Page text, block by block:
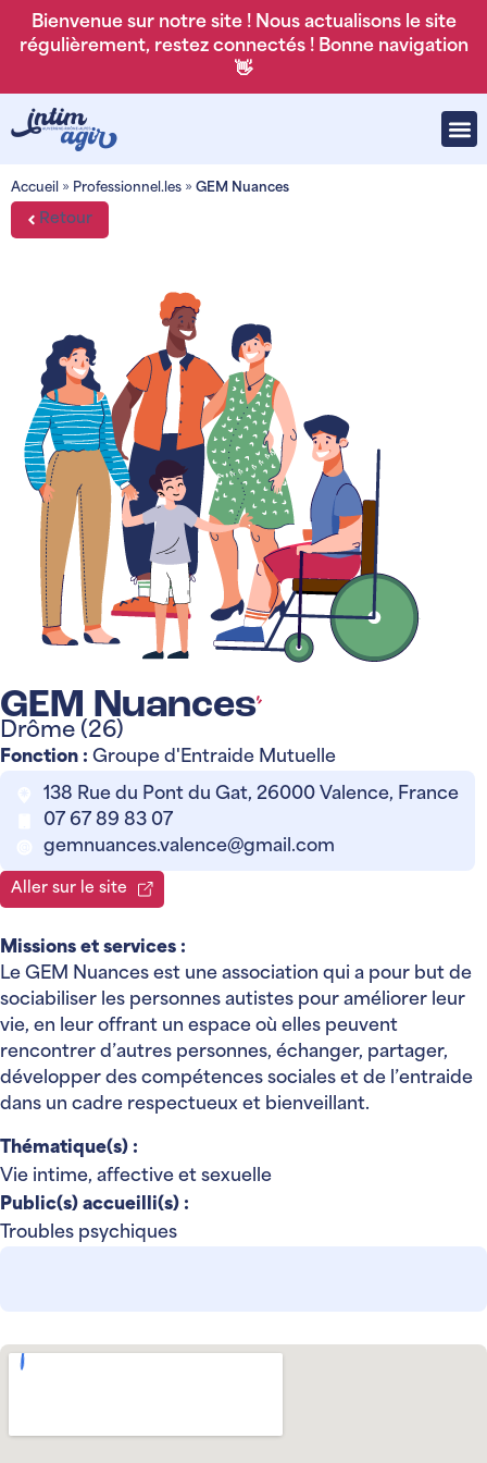
Bienvenue sur notre site ! Nous actualisons le site
régulièrement, restez connectés ! Bonne navigation
👋
Accueil » Professionnel.les » GEM Nuances
Retour
GEM Nuances
Drôme (26)
Fonction : Groupe d'Entraide Mutuelle
138 Rue du Pont du Gat, 26000 Valence, France
07 67 89 83 07
gemnuances.valence@gmail.com
Aller sur le site
Missions et services :
Le GEM Nuances est une association qui a pour but de
sociabiliser les personnes autistes pour améliorer leur
vie, en leur offrant un espace où elles peuvent
rencontrer d’autres personnes, échanger, partager,
développer des compétences sociales et de l’entraide
dans un cadre respectueux et bienveillant.
Thématique(s) :
Vie intime, affective et sexuelle
Public(s) accueilli(s) :
Troubles psychiques